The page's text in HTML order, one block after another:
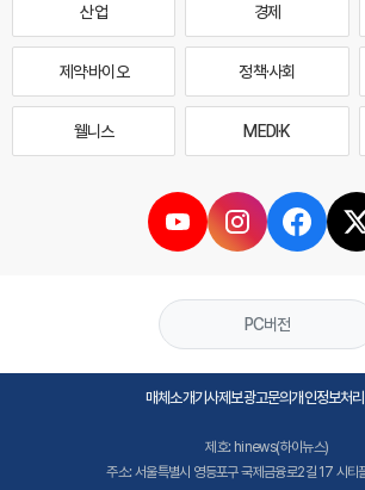
산업 경제
제약·바이오 정책·사회
웰니스 MEDI·K
PC버전
매체소개기사제보광고문의개인정보처
제호: hinews(하이뉴스)
주소: 서울특별시 영등포구 국제금융로2길 17 시티